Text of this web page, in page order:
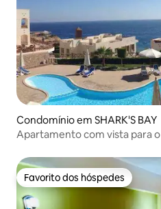
Condomínio em SHARK'S BAY
Apartamento com vista para
Favorito dos hóspedes
Favorito dos hóspedes